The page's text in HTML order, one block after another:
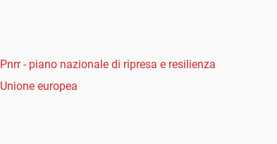
Pnrr - piano nazionale di ripresa e resilienza
Unione europea